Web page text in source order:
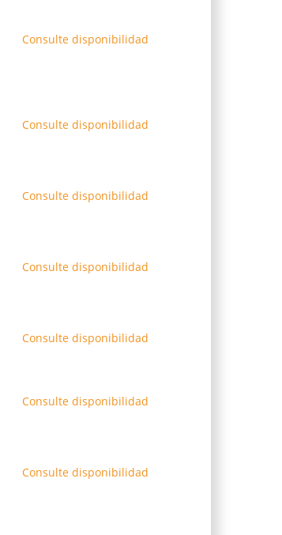
Consulte disponibilidad
Consulte disponibilidad
Consulte disponibilidad
Consulte disponibilidad
Consulte disponibilidad
Consulte disponibilidad
Consulte disponibilidad